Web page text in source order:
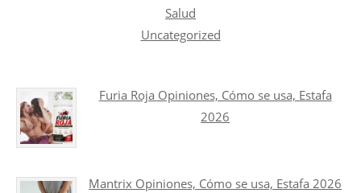
Salud
Uncategorized
Furia Roja Opiniones, Cómo se usa, Estafa
2026
Mantrix Opiniones, Cómo se usa, Estafa 2026